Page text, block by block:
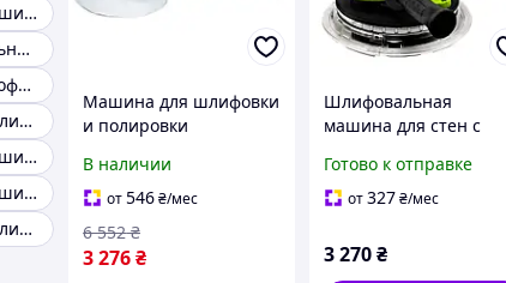
Шлифовальная машина универсальная
Многофункциональные шлифовальные машины
Шлифмашинка профессиональная
Эксцентриковая шлифовальная машинка
Шлифовальная машина Craft
Шлифовальная машинка 50мм
Эксцентриковая шлифовальная машинка 125 мм
Машина для шлифовки
и полировки
поверхностей 2100W
ProCraft (Германия),
Электрическая
полировальная
машина для авто, CQS
В наличии
от546₴/мес
3 276₴
6 552 ₴
Шлифовальная
машина для стен с
EX950EL, Шлифмашина
для стен Прокрафт,
шлифовки
Готово к отправке
от327₴/мес
3 270₴